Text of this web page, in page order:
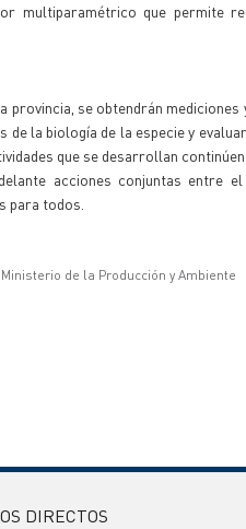
multiparamétrico que permite
provincia, se obtendrán
la biología de la especie y
que se desarrollan
acciones conjuntas entre
para todos.
de la Producción y Ambiente
DIRECTOS